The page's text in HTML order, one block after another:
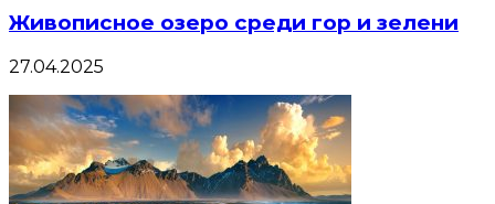
Живописное озеро среди гор и зелени
27.04.2025